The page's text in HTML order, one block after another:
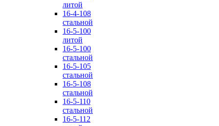
литой
16-4-108
стальной
16-5-100
литой
16-5-100
стальной
16-5-105
стальной
16-5-108
стальной
16-5-110
стальной
16-5-112